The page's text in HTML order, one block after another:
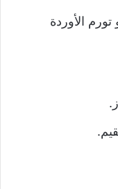
تورم الأوردة